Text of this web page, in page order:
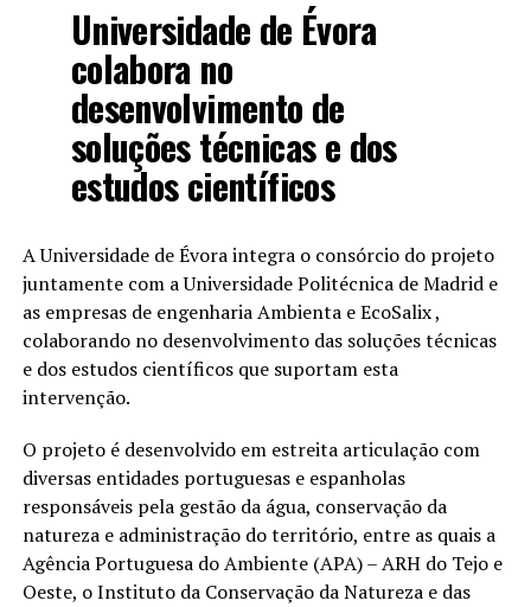
Universidade de Évora
colabora no
desenvolvimento de
soluções técnicas e dos
estudos científicos
A Universidade de Évora integra o consórcio do projeto
juntamente com a Universidade Politécnica de Madrid e
as empresas de engenharia Ambienta e EcoSalix ,
colaborando no desenvolvimento das soluções técnicas
e dos estudos científicos que suportam esta
intervenção.
O projeto é desenvolvido em estreita articulação com
diversas entidades portuguesas e espanholas
responsáveis pela gestão da água, conservação da
natureza e administração do território, entre as quais a
Agência Portuguesa do Ambiente (APA) – ARH do Tejo e
Oeste, o Instituto da Conservação da Natureza e das